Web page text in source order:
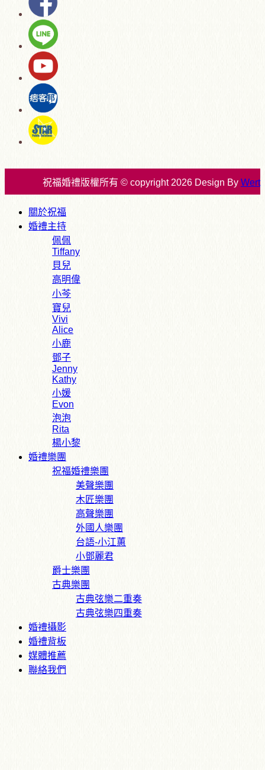
祝福婚禮版權所有 © copyright 2026 Design By Wert
關於祝福
婚禮主持
佩佩
Tiffany
貝兒
高明偉
小芩
寶兒
Vivi
Alice
小鹿
鄧子
Jenny
Kathy
小媛
Evon
泡泡
Rita
楊小黎
婚禮樂團
祝福婚禮樂團
美聲樂團
木匠樂團
高聲樂團
外國人樂團
台語-小江蕙
小鄧麗君
爵士樂團
古典樂團
古典弦樂二重奏
古典弦樂四重奏
婚禮攝影
婚禮背板
媒體推薦
聯絡我們